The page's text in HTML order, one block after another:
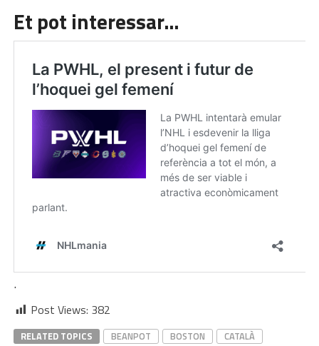
Et pot interessar…
.
Post Views: 382
RELATED TOPICS BEANPOT BOSTON
CATALÀ